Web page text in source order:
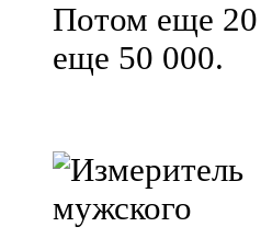
Потом еще
еще 50 000.